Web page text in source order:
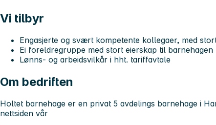
Vi tilbyr
Engasjerte og svært kompetente kollegaer, med
Ei foreldregruppe med stort eierskap til barnehagen
Lønns- og arbeidsvilkår i hht. tariffavtale
Om bedriften
Holtet barnehage er en privat 5 avdelings barnehage i
nettsiden vår